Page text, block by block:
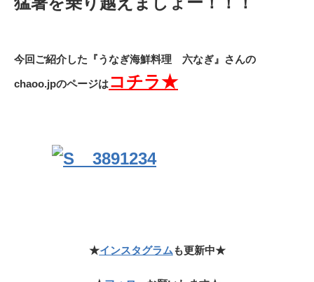
今回ご紹介した『うなぎ海鮮料理 六なぎ』さんの
chaoo.jpのページはコチラ★
★インスタグラムも更新中★